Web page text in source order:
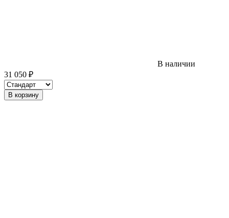
В наличии
31 050 ₽
В корзину